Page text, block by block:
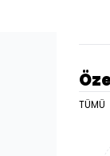
TÜMÜ